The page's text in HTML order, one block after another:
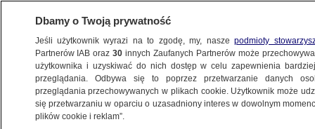
Dbamy o Twoją prywatność
Jeśli użytkownik wyrazi na to zgodę, my, naszepodmioty
Partnerów IAB oraz30 innych Zaufanych Partnerów może
użytkownika i uzyskiwać do nich dostęp w celu zapewnienia
przeglądania. Odbywa się to poprzez przetwarzanie danych
przeglądania przechowywanych w plikach cookie. Użytkownik może
się przetwarzaniu w oparciu o uzasadniony interes w dowolnym
plików cookie i reklam”.